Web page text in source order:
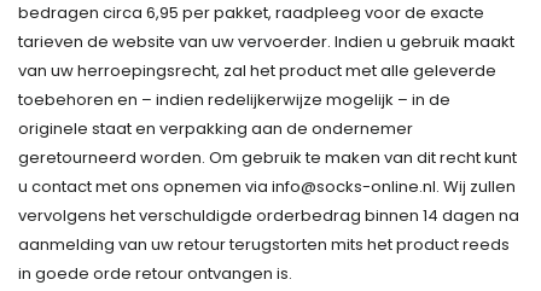
bedragen circa 6,95 per pakket, raadpleeg voor de exacte
tarieven de website van uw vervoerder. Indien u gebruik maakt
van uw herroepingsrecht, zal het product met alle geleverde
toebehoren en – indien redelijkerwijze mogelijk – in de
originele staat en verpakking aan de ondernemer
geretourneerd worden. Om gebruik te maken van dit recht kunt
u contact met ons opnemen via info@socks-online.nl. Wij zullen
vervolgens het verschuldigde orderbedrag binnen 14 dagen na
aanmelding van uw retour terugstorten mits het product reeds
in goede orde retour ontvangen is.